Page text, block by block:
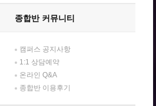
종합반 커뮤니티
캠퍼스 공지사항
1:1 상담예약
온라인 Q&A
종합반 이용후기